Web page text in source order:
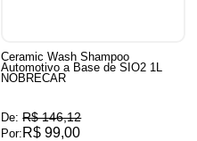
Ceramic Wash Shampoo
Automotivo a Base de SIO2 1L
NOBRECAR
De: R$ 146,12
Por: R$ 99,00